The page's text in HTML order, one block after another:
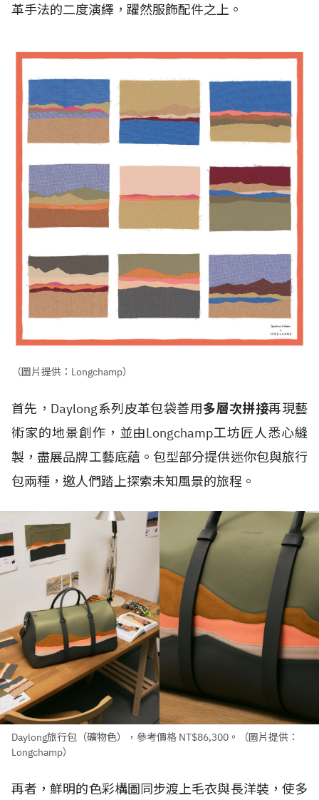
革手法的二度演繹，躍然服飾配件之上。
（圖片提供：Longchamp）
首先，Daylong系列皮革包袋善用多層次拼接再現藝
術家的地景創作，並由Longchamp工坊匠人悉心縫
製，盡展品牌工藝底蘊。包型部分提供迷你包與旅行
包兩種，邀人們踏上探索未知風景的旅程。
Daylong旅行包（礦物色），參考價格 NT$86,300。（圖片提供：
Longchamp）
再者，鮮明的色彩構圖同步渡上毛衣與長洋裝，使多